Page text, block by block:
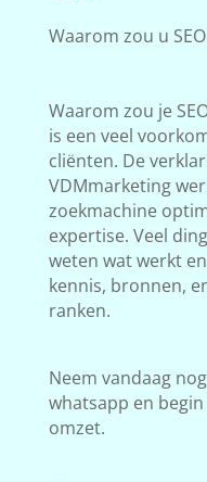
Waarom zou u
Waarom zou je
is een veel
cliënten. De
VDMmarketing
zoekmachine
expertise. Veel
weten wat werkt
kennis, bronnen,
ranken.
Neem vandaag
whatsapp en
omzet.